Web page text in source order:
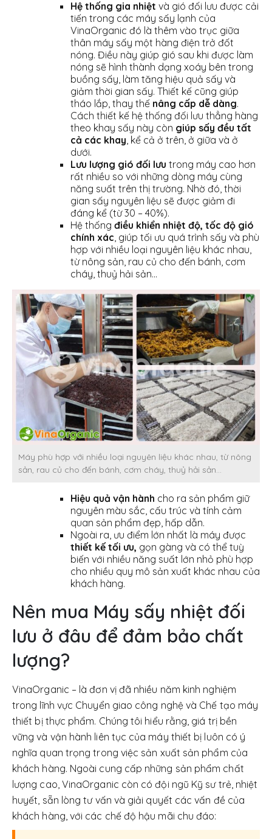
Hệ thống gia nhiệt và gió đối lưu được cải
tiến trong các máy sấy lạnh của
VinaOrganic đó là thêm vào trục giữa
thân máy sấy một hàng điện trở đốt
nóng. Điều này giúp gió sau khi được làm
nóng sẽ hình thành dạng xoáy bên trong
buồng sấy, làm tăng hiệu quả sấy và
giảm thời gian sấy. Thiết kế cũng giúp
tháo lắp, thay thế nâng cấp dễ dàng.
Cách thiết kế hệ thống đối lưu thẳng hàng
theo khay sấy này còn giúp sấy đều tất
cả các khay , kể cả ở trên, ở giữa và ở
dưới.
Lưu lượng gió đối lưu trong máy cao hơn
rất nhiều so với những dòng máy cùng
năng suất trên thị trường. Nhờ đó, thời
gian sấy nguyên liệu sẽ được giảm đi
đáng kể (từ 30 – 40%).
Hệ thống điều khiển nhiệt độ, tốc độ gió
chính xác , giúp tối ưu quá trình sấy và phù
hợp với nhiều loại nguyên liệu khác nhau,
từ nông sản, rau củ cho đến bánh, cơm
cháy, thuỷ hải sản…
Máy phù hợp với nhiều loại nguyên liệu khác nhau, từ nông
sản, rau củ cho đến bánh, cơm cháy, thuỷ hải sản…
Hiệu quả vận hành cho ra sản phẩm giữ
nguyên màu sắc, cấu trúc và tính cảm
quan sản phẩm đẹp, hấp dẫn.
Ngoài ra, ưu điểm lớn nhất là máy được
thiết kế tối ưu, gọn gàng và có thể tuỳ
biến với nhiều năng suất lớn nhỏ phù hợp
cho nhiều quy mô sản xuất khác nhau của
khách hàng.
Nên mua Máy sấy nhiệt đối
lưu ở đâu để đảm bảo chất
lượng?
VinaOrganic – là đơn vị đã nhiều năm kinh nghiệm
trong lĩnh vực Chuyển giao công nghệ và Chế tạo máy
thiết bị thực phẩm. Chúng tôi hiểu rằng, giá trị bền
vững và vận hành liên tục của máy thiết bị luôn có ý
nghĩa quan trọng trong việc sản xuất sản phẩm của
khách hàng. Ngoài cung cấp những sản phẩm chất
lượng cao, VinaOrganic còn có đội ngũ Kỹ sư trẻ, nhiệt
huyết, sẵn lòng tư vấn và giải quyết các vấn đề của
khách hàng, với các chế độ hậu mãi chu đáo: